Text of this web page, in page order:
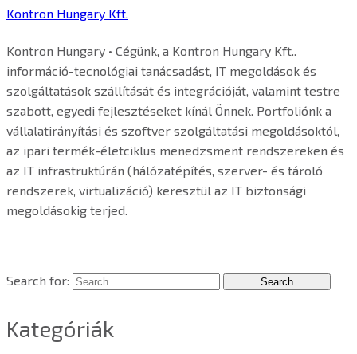
Kontron Hungary Kft.
Kontron Hungary • Cégünk, a Kontron Hungary Kft..
információ-tecnológiai tanácsadást, IT megoldások és
szolgáltatások szállítását és integrációját, valamint testre
szabott, egyedi fejlesztéseket kínál Önnek. Portfoliónk a
vállalatirányítási és szoftver szolgáltatási megoldásoktól,
az ipari termék-életciklus menedzsment rendszereken és
az IT infrastruktúrán (hálózatépítés, szerver- és tároló
rendszerek, virtualizáció) keresztül az IT biztonsági
megoldásokig terjed.
Search for:
Kategóriák